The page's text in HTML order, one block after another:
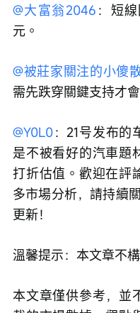
@大富翁2046 ：短
元。
@被莊家關注的小傻
需先跌穿關鍵支持才
@Y0L0：21号发布的
是不被看好的汽車題
打折估值。歡迎在評
多市場分析，請持續
更新！
溫馨提示：本文章不
本文章僅供參考，並